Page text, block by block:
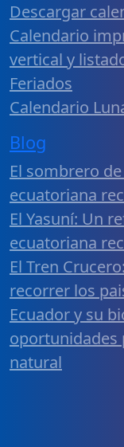
Descargar
Calendario
vertical y
Feriados
Calendario
Blog
El sombrero
ecuatoriana
El Yasuní: Un
ecuatoriana
El Tren
recorrer los
Ecuador y su
oportunidades
natural